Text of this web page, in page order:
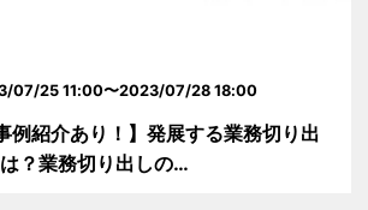
07/25 11:00〜2023/07/28 18:00
紹介あり！】発展する業務切り出
？業務切り出しの…